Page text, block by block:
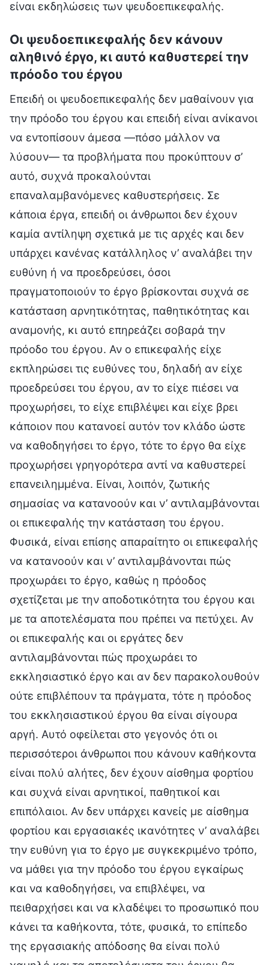
είναι εκδηλώσεις των ψευδοεπικεφαλής.
Οι ψευδοεπικεφαλής δεν κάνουν
αληθινό έργο, κι αυτό καθυστερεί την
πρόοδο του έργου
Επειδή οι ψευδοεπικεφαλής δεν μαθαίνουν για
την πρόοδο του έργου και επειδή είναι ανίκανοι
να εντοπίσουν άμεσα —πόσο μάλλον να
λύσουν— τα προβλήματα που προκύπτουν σ’
αυτό, συχνά προκαλούνται
επαναλαμβανόμενες καθυστερήσεις. Σε
κάποια έργα, επειδή οι άνθρωποι δεν έχουν
καμία αντίληψη σχετικά με τις αρχές και δεν
υπάρχει κανένας κατάλληλος ν’ αναλάβει την
ευθύνη ή να προεδρεύσει, όσοι
πραγματοποιούν το έργο βρίσκονται συχνά σε
κατάσταση αρνητικότητας, παθητικότητας και
αναμονής, κι αυτό επηρεάζει σοβαρά την
πρόοδο του έργου. Αν ο επικεφαλής είχε
εκπληρώσει τις ευθύνες του, δηλαδή αν είχε
προεδρεύσει του έργου, αν το είχε πιέσει να
προχωρήσει, το είχε επιβλέψει και είχε βρει
κάποιον που κατανοεί αυτόν τον κλάδο ώστε
να καθοδηγήσει το έργο, τότε το έργο θα είχε
προχωρήσει γρηγορότερα αντί να καθυστερεί
επανειλημμένα. Είναι, λοιπόν, ζωτικής
σημασίας να κατανοούν και ν’ αντιλαμβάνονται
οι επικεφαλής την κατάσταση του έργου.
Φυσικά, είναι επίσης απαραίτητο οι επικεφαλής
να κατανοούν και ν’ αντιλαμβάνονται πώς
προχωράει το έργο, καθώς η πρόοδος
σχετίζεται με την αποδοτικότητα του έργου και
με τα αποτελέσματα που πρέπει να πετύχει. Αν
οι επικεφαλής και οι εργάτες δεν
αντιλαμβάνονται πώς προχωράει το
εκκλησιαστικό έργο και αν δεν παρακολουθούν
ούτε επιβλέπουν τα πράγματα, τότε η πρόοδος
του εκκλησιαστικού έργου θα είναι σίγουρα
αργή. Αυτό οφείλεται στο γεγονός ότι οι
περισσότεροι άνθρωποι που κάνουν καθήκοντα
είναι πολύ αλήτες, δεν έχουν αίσθημα φορτίου
και συχνά είναι αρνητικοί, παθητικοί και
επιπόλαιοι. Αν δεν υπάρχει κανείς με αίσθημα
φορτίου και εργασιακές ικανότητες ν’ αναλάβει
την ευθύνη για το έργο με συγκεκριμένο τρόπο,
να μάθει για την πρόοδο του έργου εγκαίρως
και να καθοδηγήσει, να επιβλέψει, να
πειθαρχήσει και να κλαδέψει το προσωπικό που
κάνει τα καθήκοντα, τότε, φυσικά, το επίπεδο
της εργασιακής απόδοσης θα είναι πολύ